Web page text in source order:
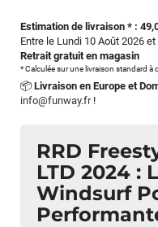
RRD
LTD 2024 :
Windsurf
Estimation de livraison * :
Entre le Lundi 10 Août 2026
Retrait gratuit en magasin
* Calculée sur une livraison standard
📦 Livraison en Europe et
info@funway.fr!